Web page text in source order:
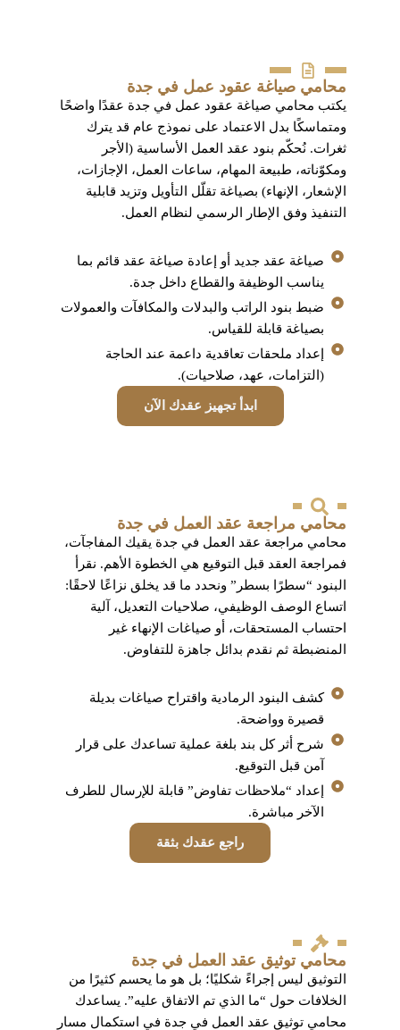
محامي صياغة عقود عمل في جدة
يكتب محامي صياغة عقود عمل في جدة عقدًا واضحًا
ومتماسكًا بدل الاعتماد على نموذج عام قد يترك
ثغرات. نُحكّم بنود عقد العمل الأساسية (الأجر
ومكوّناته، طبيعة المهام، ساعات العمل، الإجازات،
الإشعار، الإنهاء) بصياغة تقلّل التأويل وتزيد قابلية
التنفيذ وفق الإطار الرسمي لنظام العمل.
صياغة عقد جديد أو إعادة صياغة عقد قائم بما
يناسب الوظيفة والقطاع داخل جدة.
ضبط بنود الراتب والبدلات والمكافآت والعمولات
بصياغة قابلة للقياس.
إعداد ملحقات تعاقدية داعمة عند الحاجة
(التزامات، عهد، صلاحيات).
ابدأ تجهيز عقدك الآن
محامي مراجعة عقد العمل في جدة
محامي مراجعة عقد العمل في جدة يقيك المفاجآت،
فمراجعة العقد قبل التوقيع هي الخطوة الأهم. نقرأ
البنود “سطرًا بسطر” ونحدد ما قد يخلق نزاعًا لاحقًا:
اتساع الوصف الوظيفي، صلاحيات التعديل، آلية
احتساب المستحقات، أو صياغات الإنهاء غير
المنضبطة ثم نقدم بدائل جاهزة للتفاوض.
كشف البنود الرمادية واقتراح صياغات بديلة
قصيرة وواضحة.
شرح أثر كل بند بلغة عملية تساعدك على قرار
آمن قبل التوقيع.
إعداد “ملاحظات تفاوض” قابلة للإرسال للطرف
الآخر مباشرة.
راجع عقدك بثقة
محامي توثيق عقد العمل في جدة
التوثيق ليس إجراءً شكليًا؛ بل هو ما يحسم كثيرًا من
الخلافات حول “ما الذي تم الاتفاق عليه”. يساعدك
محامي توثيق عقد العمل في جدة في استكمال مسار